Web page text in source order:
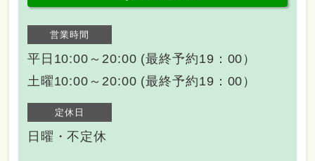
営業時間
平日10:00～20:00 (最終予約19：00）
土曜10:00～20:00 (最終予約19：00）
定休日
日曜・不定休